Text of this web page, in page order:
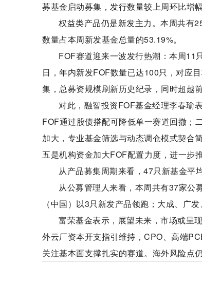
募基金启动募集，发行数量较上周环比增
权益类产品仍是新发主力。本周共有
数量占本周新发基金总量的53.19%。
FOF赛道迎来一波发行热潮：本周11
日，年内新发FOF数量已达100只，对应
集，总募资规模刷新历史纪录，同时超越
对此，融智投资FOF基金经理李春瑜
FOF通过股债搭配可降低单一赛道回撤；
加大，专业基金筛选与动态调仓模式契合
五是机构资金加大FOF配置力度，进一步
从产品募集周期来看，47只新基金平
从公募管理人来看，本周共有37家公
（中国）以3只新发产品领跑；大成、广
富荣基金表示，展望未来，市场或呈
外云厂资本开支指引维持，CPO、高端
关注基本面支撑扎实的赛道。海外风险点